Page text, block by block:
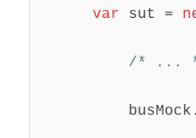
var
sut =
/* ...
busMock .